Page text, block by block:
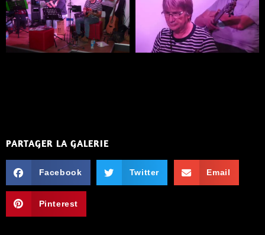
PARTAGER LA GALERIE
Facebook Twitter Email
Pinterest